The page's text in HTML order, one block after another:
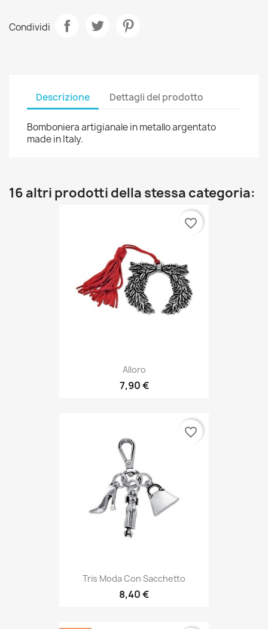
Condividi
Descrizione Dettagli del prodotto
Bomboniera artigianale in metallo argentato
made in Italy.
16 altri prodotti della stessa categoria:
Alloro
7,90 €
favorite_border
Tris Moda Con Sacchetto
8,40 €
favorite_border